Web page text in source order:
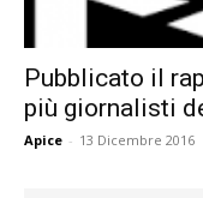
Pubblicato il
più giornalisti
Apice - 13 Dicembre 2016